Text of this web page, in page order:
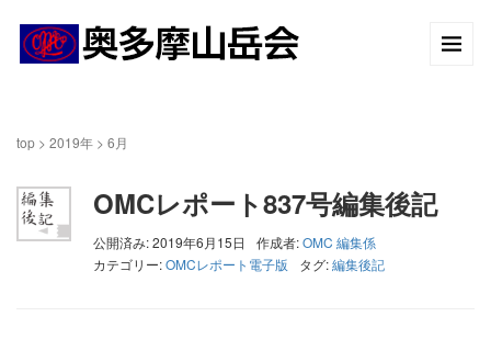
top > 2019年 > 6月
OMCレポート837号編集後記
公開済み: 2019年6月15日 作成者:OMC 編集係
カテゴリー:OMCレポート電子版 タグ:編集後記